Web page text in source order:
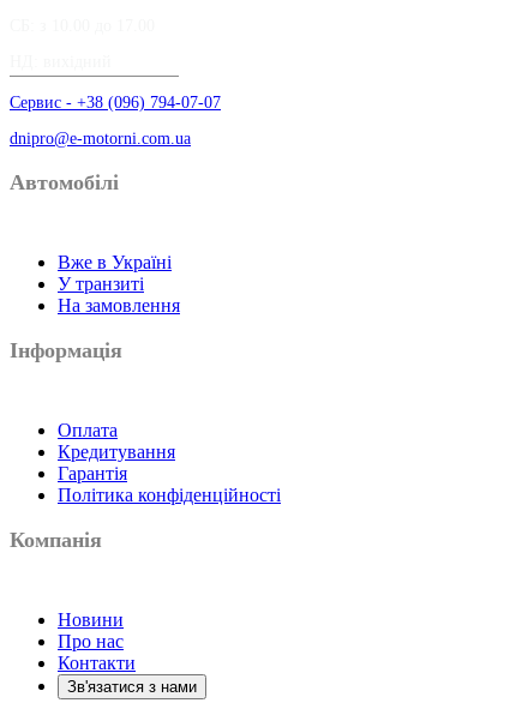
Сервис - +38 (096) 794-07-07
dnipro@e-motorni.com.ua
Автомобілі
Вже в Україні
У транзиті
На замовлення
Інформація
Оплата
Кредитування
Гарантія
Політика конфіденційності
Компанія
Новини
Про нас
Контакти
Зв'язатися з нами